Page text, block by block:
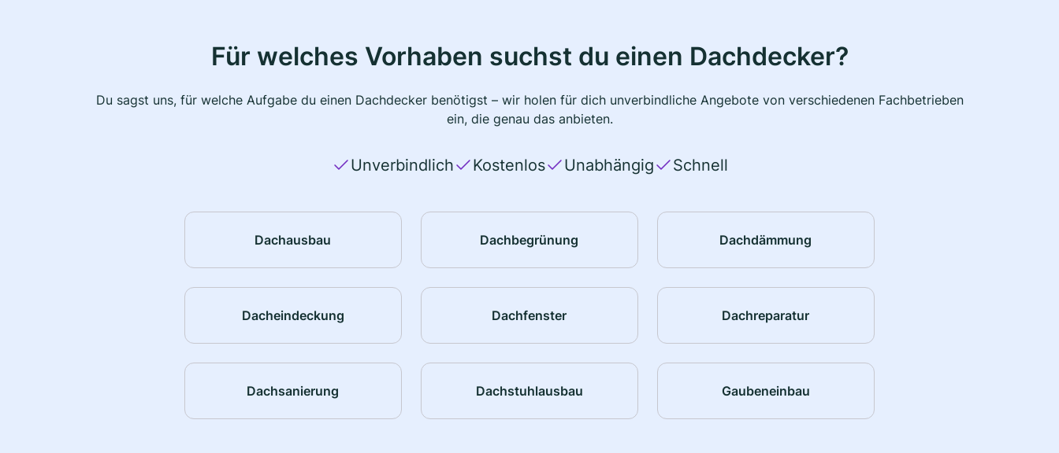
Für welches Vorhaben suchst du einen Dachdecker?
Du sagst uns, für welche Aufgabe du einen Dachdecker benötigst – wir holen für dich unverbindliche Angebote von verschiedenen Fachbetrieben
ein, die genau das anbieten.
Unverbindlich Kostenlos Unabhängig Schnell
Dachausbau Dachbegrünung Dachdämmung
Dacheindeckung Dachfenster Dachreparatur
Dachsanierung Dachstuhlausbau Gaubeneinbau